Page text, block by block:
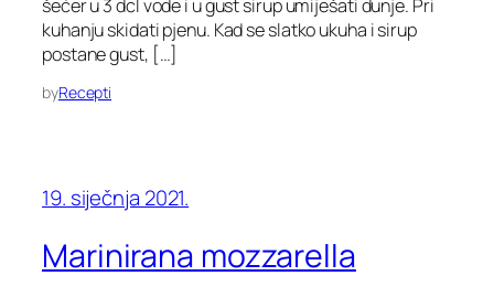
šećer u 3 dcl vode i u gust sirup umiješati dunje. Pri
kuhanju skidati pjenu. Kad se slatko ukuha i sirup
postane gust, […]
byRecepti
19. siječnja 2021.
Marinirana mozzarella